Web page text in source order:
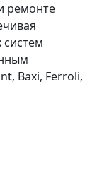
ремонте
систем
Baxi, Ferroli,